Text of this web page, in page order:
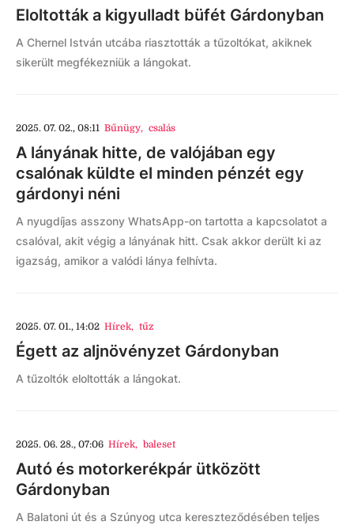
Eloltották a kigyulladt büfét Gárdonyban
A Chernel István utcába riasztották a tűzoltókat, akiknek
sikerült megfékezniük a lángokat.
2025. 07. 02., 08:11 Bűnügy, csalás
A lányának hitte, de valójában egy
csalónak küldte el minden pénzét egy
gárdonyi néni
A nyugdíjas asszony WhatsApp-on tartotta a kapcsolatot a
csalóval, akit végig a lányának hitt. Csak akkor derült ki az
igazság, amikor a valódi lánya felhívta.
2025. 07. 01., 14:02 Hírek, tűz
Égett az aljnövényzet Gárdonyban
A tűzoltók eloltották a lángokat.
2025. 06. 28., 07:06 Hírek, baleset
Autó és motorkerékpár ütközött
Gárdonyban
A Balatoni út és a Szúnyog utca kereszteződésében teljes